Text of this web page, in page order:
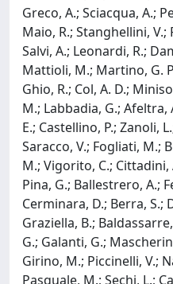
Greco, A.; Sciacqua, A.;
Maio, R.; Stanghellini, V.;
Salvi, A.; Leonardi, R.;
Mattioli, M.; Martino, G.
Ghio, R.; Col, A. D.;
M.; Labbadia, G.;
E.; Castellino, P.; Zanoli,
Saracco, V.; Fogliati, M.;
M.; Vigorito, C.; Cittadini,
Pina, G.; Ballestrero, A.;
Cerminara, D.; Berra, S.;
Graziella, B.;
G.; Galanti, G.;
Girino, M.; Piccinelli, V.;
Pasquale, M.; Sechi, L.;